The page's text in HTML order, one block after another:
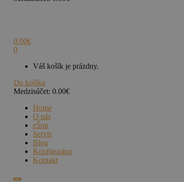
0.00€
0
Váš košík je prázdny.
Do košíka
Medzisúčet: 0.00€
Home
O nás
eŠop
Servis
Blog
Konfigurátor
Kontakt